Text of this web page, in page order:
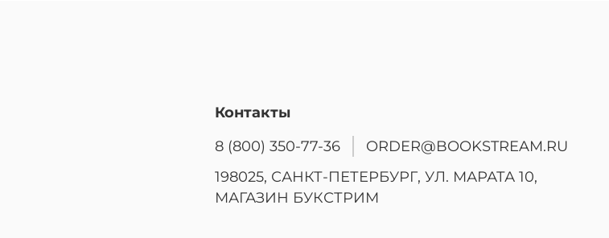
Контакты
8 (800) 350-77-36
ORDER@BOOKSTREAM.RU
198025, САНКТ-ПЕТЕРБУРГ, УЛ. МАРАТА 10,
МАГАЗИН БУКСТРИМ